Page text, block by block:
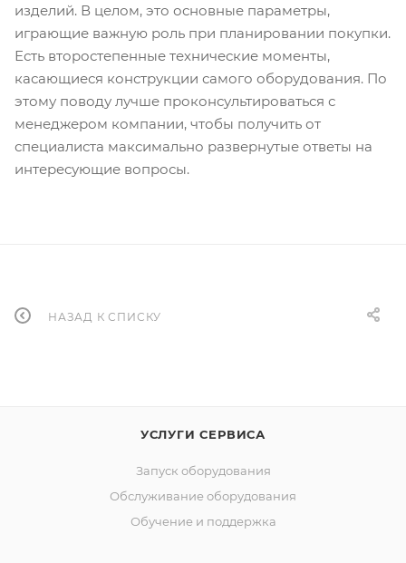
изделий. В целом, это основные параметры,
играющие важную роль при планировании покупки.
Есть второстепенные технические моменты,
касающиеся конструкции самого оборудования. По
этому поводу лучше проконсультироваться с
менеджером компании, чтобы получить от
специалиста максимально развернутые ответы на
интересующие вопросы.
НАЗАД К СПИСКУ
УСЛУГИ СЕРВИСА
Запуск оборудования
Обслуживание оборудования
Обучение и поддержка